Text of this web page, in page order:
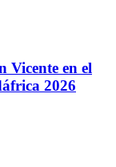
Vicente en el
2026